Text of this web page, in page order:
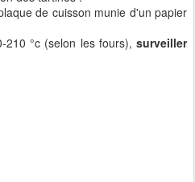
de cuisson munie d'un papier
°c (selon les fours), surveiller